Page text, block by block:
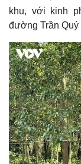
khu, với kinh
đường Trần Quý